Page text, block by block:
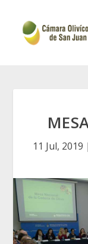
11 Jul, 2019 |